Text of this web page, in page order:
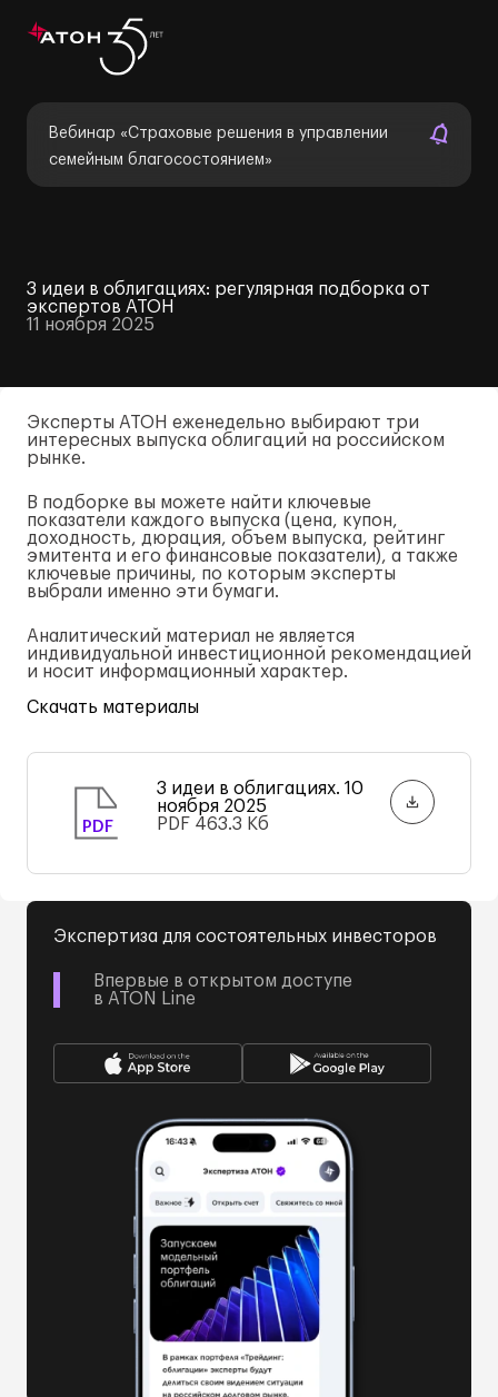
Вебинар «Страховые решения в управлении
семейным благосостоянием»
3 идеи в облигациях: регулярная подборка от
экспертов АТОН
11 ноября 2025
Эксперты АТОН еженедельно выбирают три
интересных выпуска облигаций на российском
рынке.
В подборке вы можете найти ключевые
показатели каждого выпуска (цена, купон,
доходность, дюрация, объем выпуска, рейтинг
эмитента и его финансовые показатели), а также
ключевые причины, по которым эксперты
выбрали именно эти бумаги.
Аналитический материал не является
индивидуальной инвестиционной рекомендацией
и носит информационный характер.
Скачать материалы
PDF
3 идеи в облигациях. 10
ноября 2025
PDF 463.3 Кб
Экспертиза для состоятельных инвесторов
Впервые в открытом доступе
в ATON Line